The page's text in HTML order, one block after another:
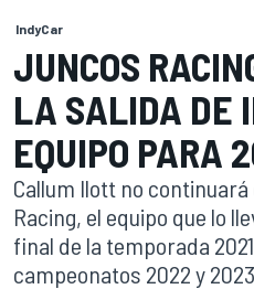
IndyCar
JUNCOS
LA SALIDA DE
EQUIPO PARA
Callum Ilott no
Racing, el equipo que lo
final de la temporada
campeonatos 2022 y 2023.